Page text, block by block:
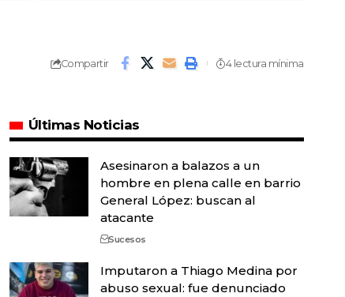
Compartir 4 lectura mínima
Últimas Noticias
Asesinaron a balazos a un
hombre en plena calle en barrio
General López: buscan al
atacante
Sucesos
Imputaron a Thiago Medina por
abuso sexual: fue denunciado